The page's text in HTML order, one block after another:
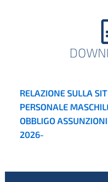
RELAZIONE SULLA
PERSONALE
OBBLIGO
2026-